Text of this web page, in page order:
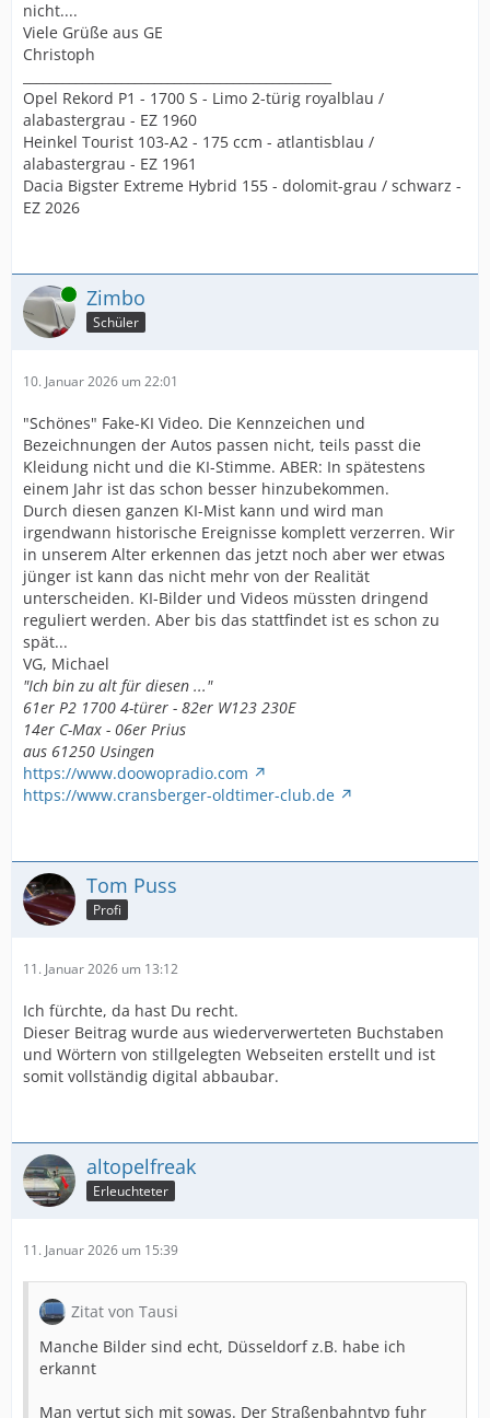
nicht....
Viele Grüße aus GE
Christoph
Opel Rekord P1 - 1700 S - Limo 2-türig royalblau /
alabastergrau - EZ 1960
Heinkel Tourist 103-A2 - 175 ccm - atlantisblau /
alabastergrau - EZ 1961
Dacia Bigster Extreme Hybrid 155 - dolomit-grau / schwarz -
EZ 2026
Online Zimbo
Schüler
10. Januar 2026 um 22:01
"Schönes" Fake-KI Video. Die Kennzeichen und
Bezeichnungen der Autos passen nicht, teils passt die
Kleidung nicht und die KI-Stimme. ABER: In spätestens
einem Jahr ist das schon besser hinzubekommen.
Durch diesen ganzen KI-Mist kann und wird man
irgendwann historische Ereignisse komplett verzerren. Wir
in unserem Alter erkennen das jetzt noch aber wer etwas
jünger ist kann das nicht mehr von der Realität
unterscheiden. KI-Bilder und Videos müssten dringend
reguliert werden. Aber bis das stattfindet ist es schon zu
spät...
VG, Michael
"Ich bin zu alt für diesen ..."
61er P2 1700 4-türer - ´82er W123 230E
14er C-Max - 06er Prius
aus 61250 Usingen
https://www.doowopradio.com
https://www.cransberger-oldtimer-club.de
Tom Puss
Profi
11. Januar 2026 um 13:12
Ich fürchte, da hast Du recht.
Dieser Beitrag wurde aus wiederverwerteten Buchstaben
und Wörtern von stillgelegten Webseiten erstellt und ist
somit vollständig digital abbaubar.
altopelfreak
Erleuchteter
11. Januar 2026 um 15:39
Zitat von Tausi
Manche Bilder sind echt, Düsseldorf z.B. habe ich
erkannt
Man vertut sich mit sowas. Der Straßenbahntyp fuhr